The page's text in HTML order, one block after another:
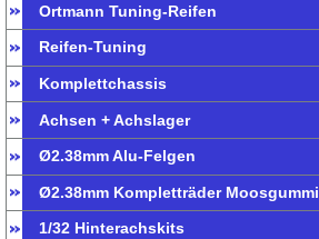
Ortmann Tuning-Reifen
Reifen-Tuning
Komplettchassis
Achsen + Achslager
Ø2.38mm Alu-Felgen
Ø2.38mm Kompletträder Moosgummi
1/32 Hinterachskits